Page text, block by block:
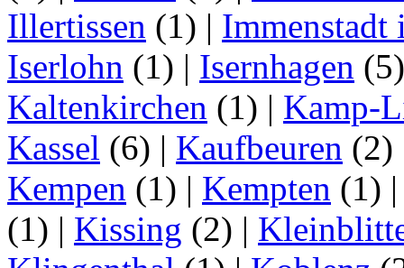
Illertissen (1) | Immenstadt
Iserlohn (1) | Isernhagen
Kaltenkirchen (1) | Kamp-
Kassel (6) | Kaufbeuren (2)
Kempen (1) | Kempten (1)
(1) | Kissing (2) |